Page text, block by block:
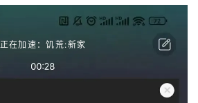
正在加速：饥荒:新家